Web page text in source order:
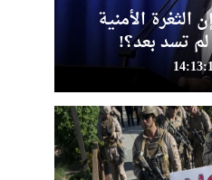
الثغرة الأمنية
تسد بعد؟!